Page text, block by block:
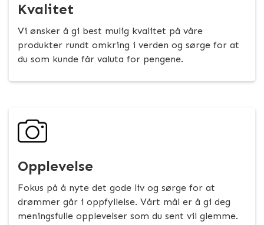
Kvalitet
Vi ønsker å gi best mulig kvalitet på våre
produkter rundt omkring i verden og sørge for at
du som kunde får valuta for pengene.
Opplevelse
Fokus på å nyte det gode liv og sørge for at
drømmer går i oppfyllelse. Vårt mål er å gi deg
meningsfulle opplevelser som du sent vil glemme.